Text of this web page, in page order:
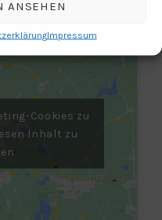
ANSEHEN
Impressum
Cookies zu
Inhalt zu